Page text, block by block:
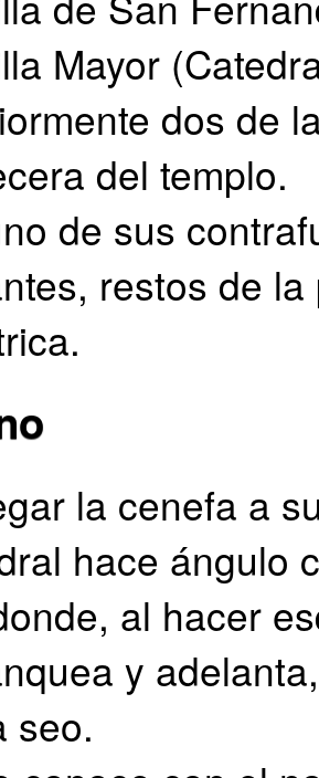
Mayor
dos de
del templo.
de sus
restos de
la cenefa a
hace ángulo
al hacer
y
seo.